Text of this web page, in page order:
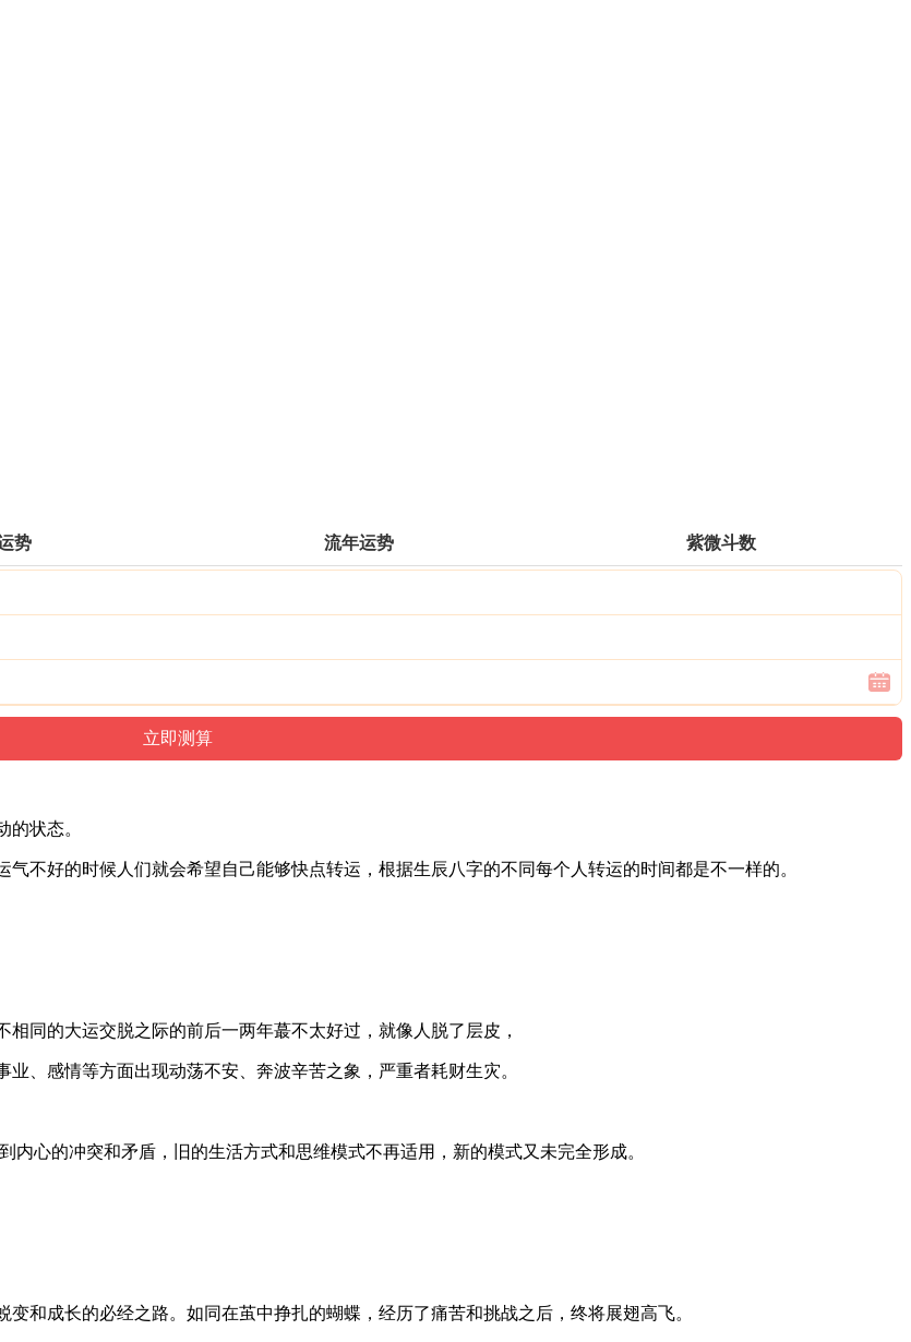
势 流年运势 紫微斗数
状态。
不好的时候人们就会希望自己能够快点转运，根据生辰八字的不同每个人转运的时间都是不一样的。
同的大运交脱之际的前后一两年蕞不太好过，就像人脱了层皮，
、感情等方面出现动荡不安、奔波辛苦之象，严重者耗财生灾。
心的冲突和矛盾，旧的生活方式和思维模式不再适用，新的模式又未完全形成。
和成长的必经之路。如同在茧中挣扎的蝴蝶，经历了痛苦和挑战之后，终将展翅高飞。